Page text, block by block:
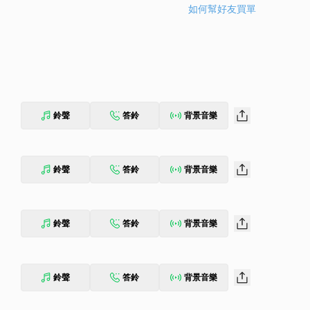
如何幫好友買單
鈴聲 答鈴 背景音樂
鈴聲 答鈴 背景音樂
鈴聲 答鈴 背景音樂
鈴聲 答鈴 背景音樂